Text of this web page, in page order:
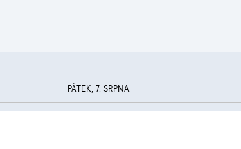
PÁTEK, 7. SRPNA